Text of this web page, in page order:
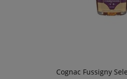
Cognac Fussigny